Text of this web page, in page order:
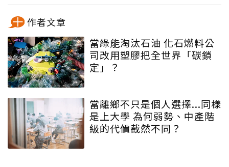
作者文章
當綠能淘汰石油 化石燃料公
司改用塑膠把全世界「碳鎖
定」？
當離鄉不只是個人選擇...同樣
是上大學 為何弱勢、中產階
級的代價截然不同？